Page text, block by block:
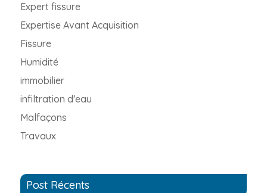
Expert fissure
Expertise Avant Acquisition
Fissure
Humidité
immobilier
infiltration d'eau
Malfaçons
Travaux
Post Récents